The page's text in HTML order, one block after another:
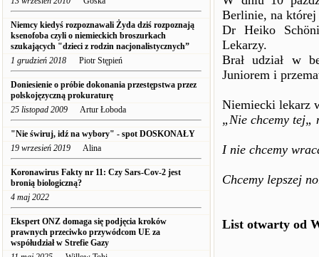
Niemcy kiedyś rozpoznawali Żyda dziś rozpoznają
ksenofoba czyli o niemieckich broszurkach
szukających "dzieci z rodzin nacjonalistycznych”
1 grudzień 2018 Piotr Stępień
Doniesienie o próbie dokonania przestępstwa przez
polskojęzyczną prokuraturę
25 listopad 2009 Artur Łoboda
"Nie świruj, idź na wybory" - spot DOSKONAŁY
19 wrzesień 2019 Alina
Koronawirus Fakty nr 11: Czy Sars-Cov-2 jest
bronią biologiczną?
4 maj 2022
Ekspert ONZ domaga się podjęcia kroków
prawnych przeciwko przywódcom UE za
współudział w Strefie Gazy
Berlinie, na
Dr Heiko
Lekarzy.
Brał udział w
Juniorem i
Niemiecki lekarz
„Nie chcemy tej„
I nie chcemy
Chcemy lepszej
List otwarty od